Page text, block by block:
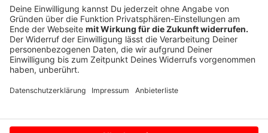
Anzeige
Anzeige